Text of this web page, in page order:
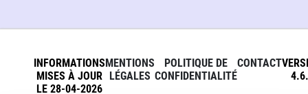
INFORMATIONS
MISES À JOUR
LE 28-04-2026
MENTIONS
LÉGALES
POLITIQUE DE
CONFIDENTIALITÉ
CONTACT